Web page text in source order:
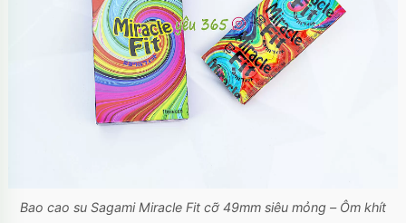
Bao cao su Sagami Miracle Fit cỡ 49mm siêu mỏng – Ôm khít